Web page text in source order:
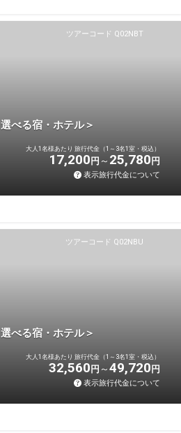
ツアーコード Q02NBT
る宿・ホテル＞
大人1名様あたり 旅行代金（1～3名1室・税込）
17,200 円 25,780 円
表示旅行代金について
ツアーコード Q02NBU
る宿・ホテル＞
大人1名様あたり 旅行代金（1～3名1室・税込）
32,560 円 49,720 円
表示旅行代金について